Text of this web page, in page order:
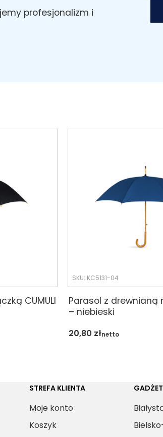
profesjonalizm i
CUMULI
SKU: KC5131-04
Parasol z drewnianą
– niebieski
20,80 złnetto
STREFA KLIENTA
Moje konto
Koszyk